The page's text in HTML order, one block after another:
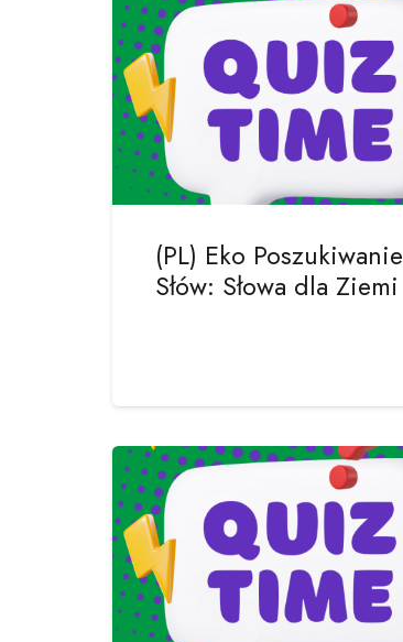
(PL) Eko Poszukiwanie
Słów: Słowa dla Ziemi